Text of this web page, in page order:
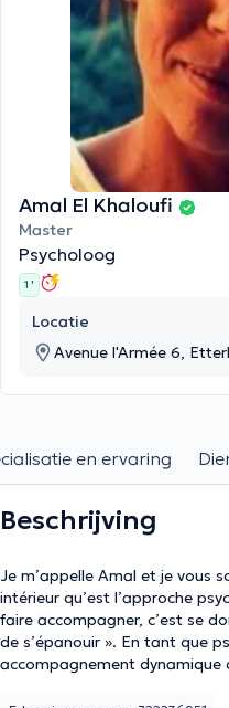
Amal El Khaloufi
Master
Psycholoog
1 '
Locatie
Avenue l'Armée 6,
en ervaring
Beschrijving
Je m’appelle Amal et je vous
intérieur qu’est l’approche
faire accompagner, c’est se
de s’épanouir ». En tant que
accompagnement dynamique